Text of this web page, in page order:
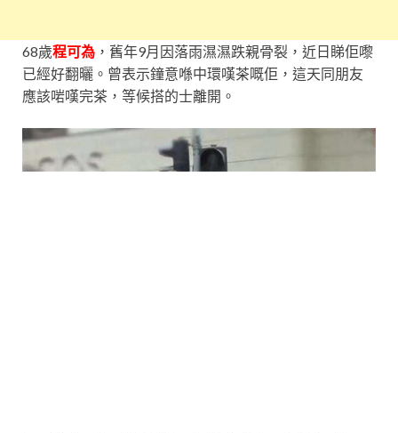
68歲程可為 ，舊年9月因落雨濕濕跌親骨裂，近日睇佢嚟
已經好翻曬。曾表示鐘意喺中環嘆茶嘅佢，這天同朋友
應該啱嘆完茶，等候搭的士離開。